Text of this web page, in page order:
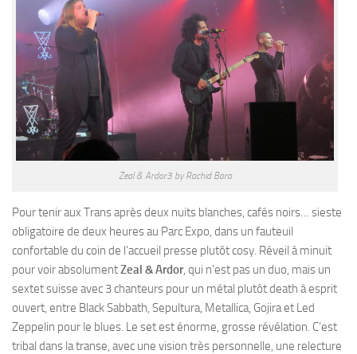
Zeal & Ardor3 by Rachid Bara
Pour tenir aux Trans après deux nuits blanches, cafés noirs… sieste
obligatoire de deux heures au Parc Expo, dans un fauteuil
confortable du coin de l’accueil presse plutôt cosy. Réveil à minuit
pour voir absolumentZeal & Ardor, qui n’est pas un duo, mais un
sextet suisse avec 3 chanteurs pour un métal plutôt death à esprit
ouvert, entre Black Sabbath, Sepultura, Metallica, Gojira et Led
Zeppelin pour le blues. Le set est énorme, grosse révélation. C’est
tribal dans la transe, avec une vision très personnelle, une relecture